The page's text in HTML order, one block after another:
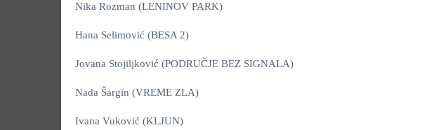
Nika Rozman (LENINOV PARK)
Hana Selimović (BESA 2)
Jovana Stojiljković (PODRUČJE BEZ SIGNALA)
Nada Šargin (VREME ZLA)
Ivana Vuković (KLJUN)